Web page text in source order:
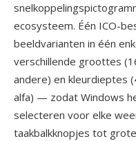
ecosysteem. Één ICO-
beeldvarianten in één
verschillende groottes
andere) en kleurdieptes
alfa) — zodat Windows
selecteren voor elke
taakbalkknopjes tot